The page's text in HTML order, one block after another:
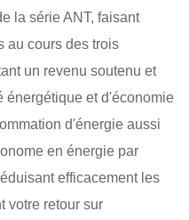
la série ANT, faisant
au cours des trois
un revenu soutenu et
énergétique et d'économie
d'énergie aussi
en énergie par
efficacement les
votre retour sur